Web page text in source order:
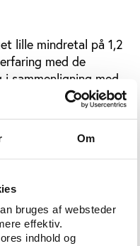
Om
bruges af websteder
effektiv.
indhold og
lille mindretal på 1,2
med de
sammenligning med
udgør brugen af
mindre problem.
selvmord, 9 pct.
’cutting’), mens 12
steroider
andre negative
forhøjet